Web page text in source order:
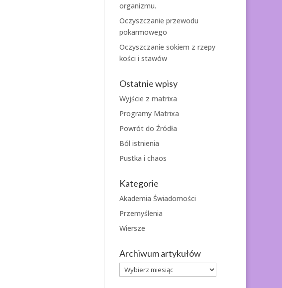
organizmu.
Oczyszczanie przewodu
pokarmowego
Oczyszczanie sokiem z rzepy
kości i stawów
Ostatnie wpisy
Wyjście z matrixa
Programy Matrixa
Powrót do Źródła
Ból istnienia
Pustka i chaos
Kategorie
Akademia Świadomości
Przemyślenia
Wiersze
Archiwum artykułów
Archiwum
artykułów